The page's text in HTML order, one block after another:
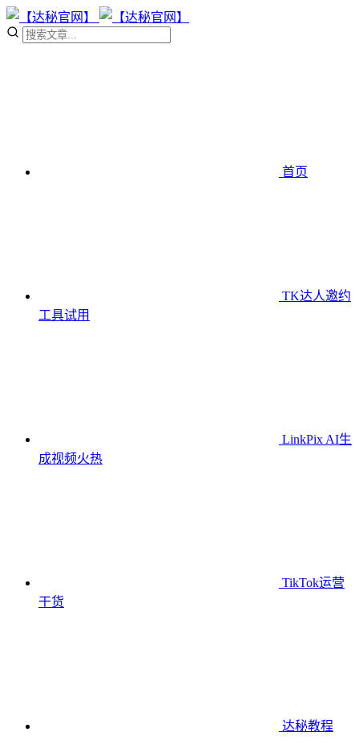
首页
TK达人邀约
工具试用
LinkPix AI生
成视频火热
TikTok运营
干货
达秘教程